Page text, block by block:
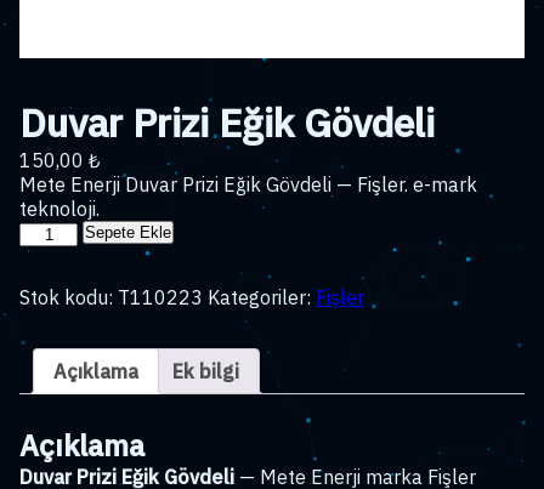
Duvar Prizi Eğik Gövdeli
150,00 ₺
Mete Enerji Duvar Prizi Eğik Gövdeli — Fişler. e-mark
teknoloji.
Duvar
Prizi
Gövdeli
Sepete Ekle
Stok kodu: T110223 Kategoriler: Fişler
Açıklama Ek bilgi
Açıklama
Duvar Prizi Eğik Gövdeli — Mete Enerji marka Fişler